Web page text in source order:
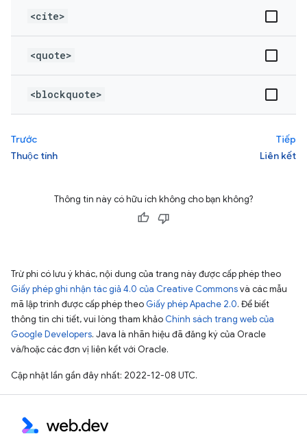
<cite>
<quote>
<blockquote>
Trước
Thuộc tính
Tiếp
Liên kết
Thông tin này có hữu ích không cho bạn không?
Trừ phi có lưu ý khác, nội dung của trang này được cấp phép theo
Giấy phép ghi nhận tác giả 4.0 của Creative Commonsvà các mẫu
mã lập trình được cấp phép theo Giấy phép Apache 2.0. Để biết
thông tin chi tiết, vui lòng tham khảo Chính sách trang web của
Google Developers. Java là nhãn hiệu đã đăng ký của Oracle
và/hoặc các đơn vị liên kết với Oracle.
Cập nhật lần gần đây nhất: 2022-12-08 UTC.